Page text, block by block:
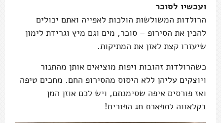
ועכשיו לסוכר
הרולדות המשולשות הולכות לאפייה ואתם יכולים
להכין את הסירופ – סוכר, מים וגם מיץ וגרידת לימון
שיעזרו קצת לאזן את המתיקות.
כשהרולדות זהובות ויפות מוציאים אותן מהתנור
ויוצקים עליהן ללא היסוס מהסירופ החם. מחכים טיפה
ואז פורסים איפה שסימנתם, ויש לכם אוזן המן
בקלאווה לתפארת חג הפורים!